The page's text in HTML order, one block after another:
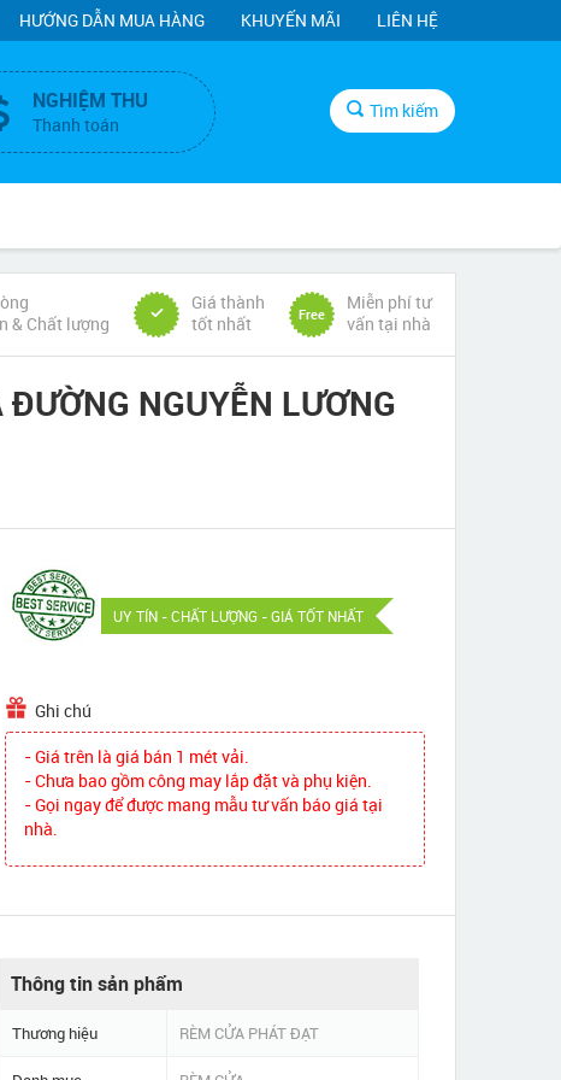
HƯỚNG DẪN MUA HÀNG KHUYẾN MÃI LIÊN HỆ
NGHIỆM THU
Thanh toán
Tìm kiếm
& Chất lượng
Giá thành
tốt nhất
Free
Miễn phí tư
vấn tại nhà
NGUYỄN LƯƠNG
UY TÍN - CHẤT LƯỢNG - GIÁ TỐT NHẤT
Ghi chú
- Giá trên là giá bán 1 mét vải.
- Chưa bao gồm công may lắp đặt và phụ kiện.
- Gọi ngay để được mang mẫu tư vấn báo giá tại
nhà.
Thông tin sản phẩm
Thương hiệu RÈM CỬA PHÁT ĐẠT